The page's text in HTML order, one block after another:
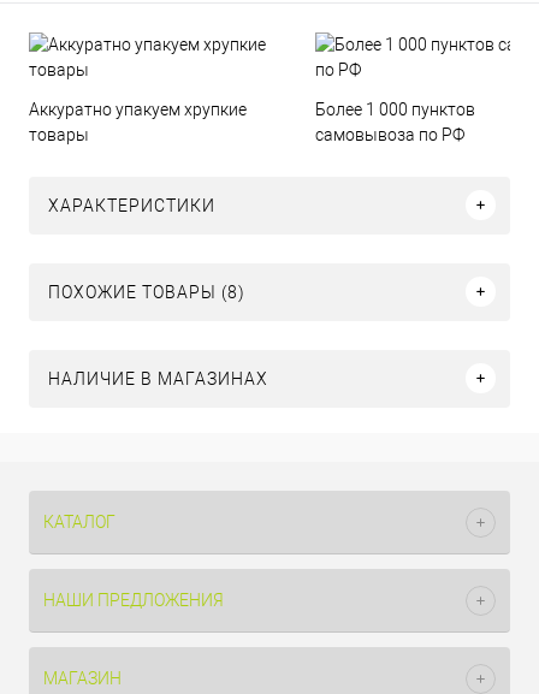
Аккуратно упакуем хрупкие
товары
Более 1 000 пунктов
самовывоза по РФ
ХАРАКТЕРИСТИКИ
ПОХОЖИЕ ТОВАРЫ (8)
НАЛИЧИЕ В МАГАЗИНАХ
КАТАЛОГ
НАШИ ПРЕДЛОЖЕНИЯ
МАГАЗИН